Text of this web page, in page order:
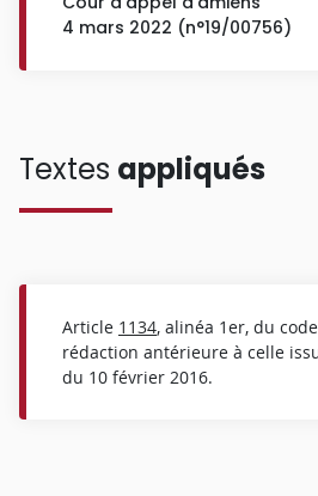
4 mars 2022 (n°19/00756)
Textes appliqués
Article 1134, alinéa 1er, du
rédaction antérieure à celle
du 10 février 2016.